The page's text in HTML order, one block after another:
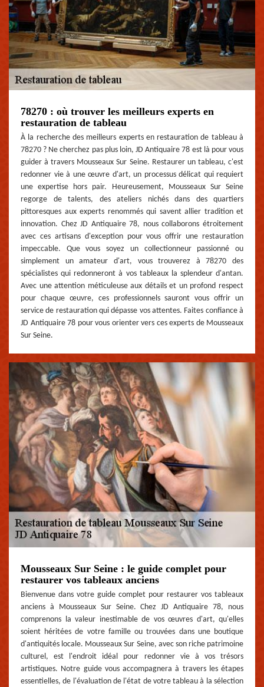
78270 : où trouver les meilleurs experts en
restauration de tableau
À la recherche des meilleurs experts en restauration de tableau à
78270 ? Ne cherchez pas plus loin, JD Antiquaire 78 est là pour vous
guider à travers Mousseaux Sur Seine. Restaurer un tableau, c'est
redonner vie à une œuvre d'art, un processus délicat qui requiert
une expertise hors pair. Heureusement, Mousseaux Sur Seine
regorge de talents, des ateliers nichés dans des quartiers
pittoresques aux experts renommés qui savent allier tradition et
innovation. Chez JD Antiquaire 78, nous collaborons étroitement
avec ces artisans d'exception pour vous offrir une restauration
impeccable. Que vous soyez un collectionneur passionné ou
simplement un amateur d'art, vous trouverez à 78270 des
spécialistes qui redonneront à vos tableaux la splendeur d'antan.
Avec une attention méticuleuse aux détails et un profond respect
pour chaque œuvre, ces professionnels sauront vous offrir un
service de restauration qui dépasse vos attentes. Faites confiance à
JD Antiquaire 78 pour vous orienter vers ces experts de Mousseaux
Sur Seine.
Mousseaux Sur Seine : le guide complet pour
restaurer vos tableaux anciens
Bienvenue dans votre guide complet pour restaurer vos tableaux
anciens à Mousseaux Sur Seine. Chez JD Antiquaire 78, nous
comprenons la valeur inestimable de vos œuvres d'art, qu'elles
soient héritées de votre famille ou trouvées dans une boutique
d'antiquités locale. Mousseaux Sur Seine, avec son riche patrimoine
culturel, est l'endroit idéal pour redonner vie à vos trésors
artistiques. Notre guide vous accompagnera à travers les étapes
essentielles, de l'évaluation de l'état de votre tableau à la sélection